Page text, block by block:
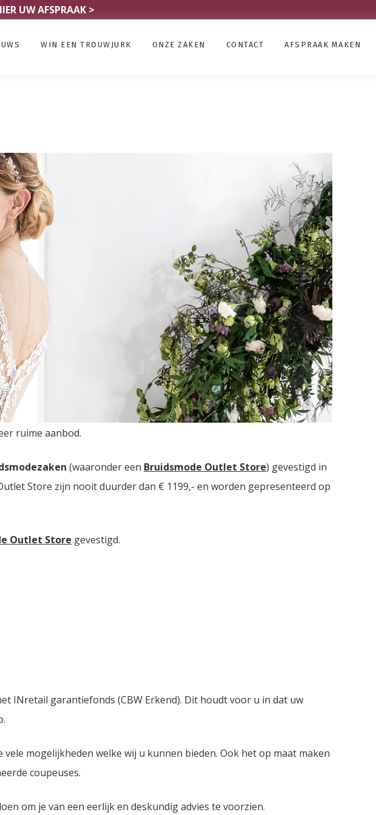
UW AFSPRAAK >
WIN EEN TROUWJURK ONZE ZAKEN CONTACT AFSPRAAK MAKEN
Eindhoven. Drie bruidsmodezaken met in totaal meer dan2000
ruime aanbod.
(waaronder een Bruidsmode Outlet Store) gevestigd in
Store zijn nooit duurder dan € 1199,- en worden gepresenteerd op
Outlet Store gevestigd.
INretail garantiefonds (CBW Erkend). Dit houdt voor u in dat uw
mogelijkheden welke wij u kunnen bieden. Ook het op maat maken
coupeuses.
om je van een eerlijk en deskundig advies te voorzien.